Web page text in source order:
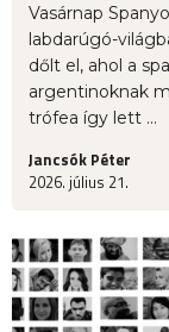
Vasárnap
labdarúgó-
dőlt el, ahol a
argentinoknak
trófea így lett ...
Jancsók Péter
2026. július 21.